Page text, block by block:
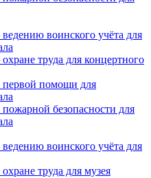
воинского учёта для
труда для концертного
помощи для
безопасности для
воинского учёта для
труда для музея